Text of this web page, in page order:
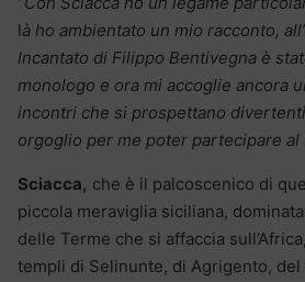
là ho ambientato un mio racconto,
Incantato di Filippo Bentivegna è
monologo e ora mi accoglie ancora
incontri che si prospettano
orgoglio per me poter partecipare al
Sciacca, che è il palcoscenico di
piccola meraviglia siciliana,
delle Terme che si affaccia
templi di Selinunte, di Agrigento, del